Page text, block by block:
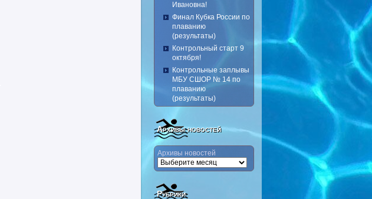
Ивановна!
Финал Кубка России по
плаванию
(результаты)
Контрольный старт 9
октября!
Контрольные заплывы
МБУ СШОР № 14 по
плаванию
(результаты)
Архивы новостей
Архивы новостей
Рубрики